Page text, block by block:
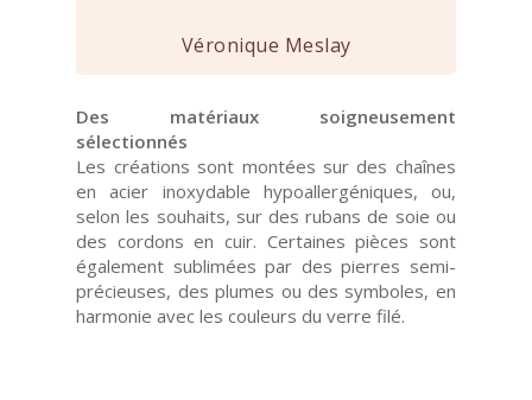
Véronique Meslay
Des matériaux soigneusement
sélectionnés
Les créations sont montées sur des chaînes
en acier inoxydable hypoallergéniques, ou,
selon les souhaits, sur des rubans de soie ou
des cordons en cuir. Certaines pièces sont
également sublimées par des pierres semi-
précieuses, des plumes ou des symboles, en
harmonie avec les couleurs du verre filé.